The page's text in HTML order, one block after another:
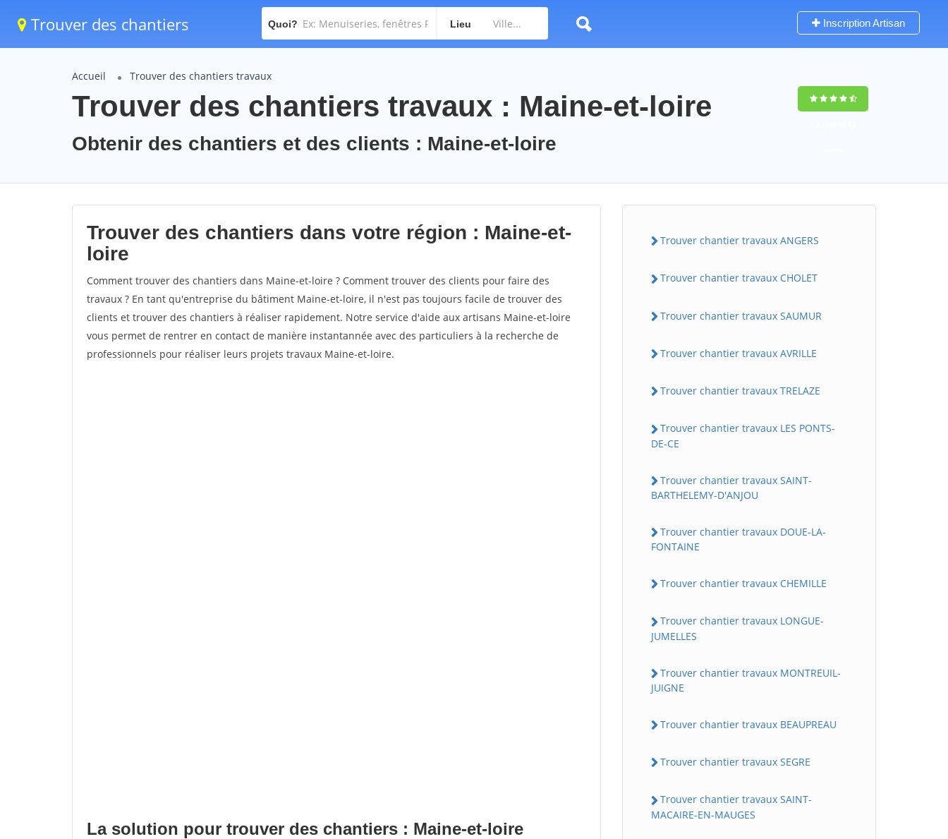
Trouver des chantiers Quoi? Lieu Inscription Artisan
Accueil Trouver des chantiers travaux
Trouver des chantiers travaux : Maine-et-loire
Obtenir des chantiers et des clients : Maine-et-loire
Trouver des chantiers dans votre région : Maine-et-
loire
Comment trouver des chantiers dans Maine-et-loire ? Comment trouver des clients pour faire des
travaux ? En tant qu'entreprise du bâtiment Maine-et-loire, il n'est pas toujours facile de trouver des
clients et trouver des chantiers à réaliser rapidement. Notre service d'aide aux artisans Maine-et-loire
vous permet de rentrer en contact de manière instantannée avec des particuliers à la recherche de
professionnels pour réaliser leurs projets travaux Maine-et-loire.
La solution pour trouver des chantiers : Maine-et-loire
Trouver chantier travaux ANGERS
Trouver chantier travaux CHOLET
Trouver chantier travaux SAUMUR
Trouver chantier travaux AVRILLE
Trouver chantier travaux TRELAZE
Trouver chantier travaux LES PONTS-
DE-CE
Trouver chantier travaux SAINT-
BARTHELEMY-D'ANJOU
Trouver chantier travaux DOUE-LA-
FONTAINE
Trouver chantier travaux CHEMILLE
Trouver chantier travaux LONGUE-
JUMELLES
Trouver chantier travaux MONTREUIL-
JUIGNE
Trouver chantier travaux BEAUPREAU
Trouver chantier travaux SEGRE
Trouver chantier travaux SAINT-
MACAIRE-EN-MAUGES